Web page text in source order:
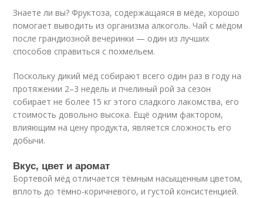
Знаете ли вы? Фруктоза, содержащаяся в мёде, хорошо
помогает выводить из организма алкоголь. Чай с мёдом
после грандиозной вечеринки — один из лучших
способов справиться с похмельем.
Поскольку дикий мёд собирают всего один раз в году на
протяжении 2–3 недель и пчелиный рой за сезон
собирает не более 15 кг этого сладкого лакомства, его
стоимость довольно высока. Ещё одним фактором,
влияющим на цену продукта, является сложность его
добычи.
Вкус, цвет и аромат
Бортевой мёд отличается тёмным насыщенным цветом,
вплоть до тёмно-коричневого, и густой консистенцией.